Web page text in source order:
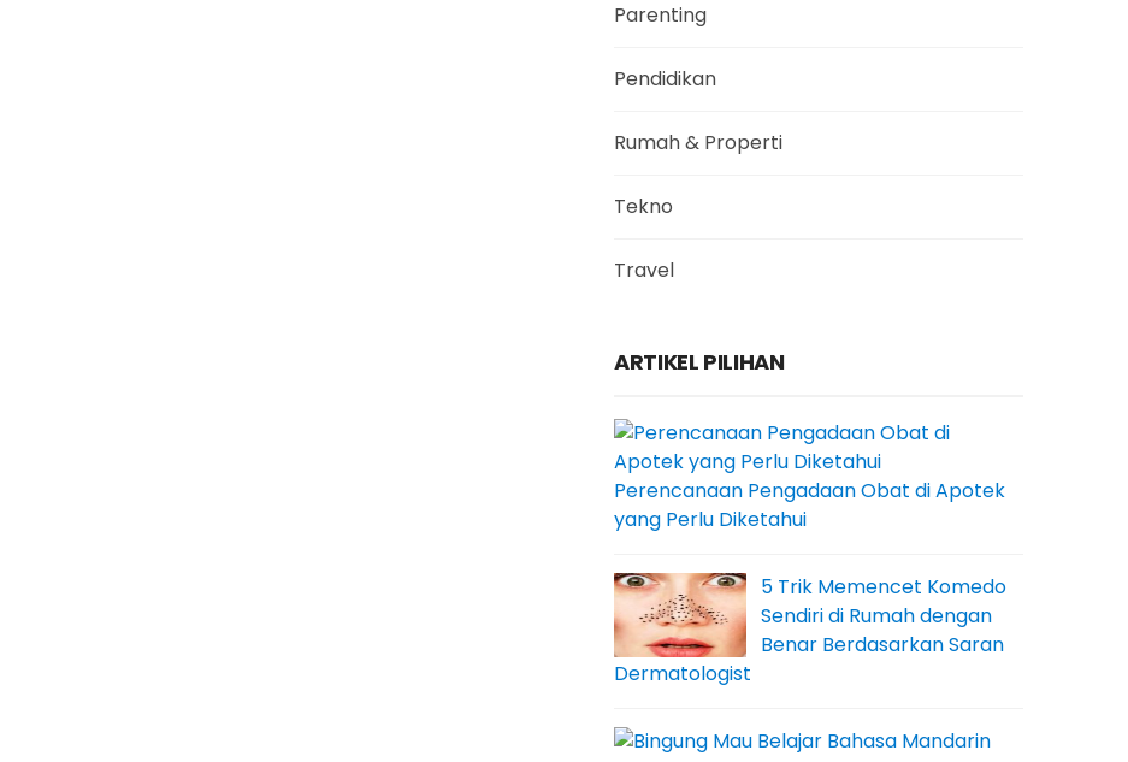
Parenting
Pendidikan
Rumah & Properti
Tekno
Travel
ARTIKEL PILIHAN
Perencanaan Pengadaan Obat di Apotek
yang Perlu Diketahui
5 Trik Memencet Komedo
Sendiri di Rumah dengan
Benar Berdasarkan Saran
Dermatologist